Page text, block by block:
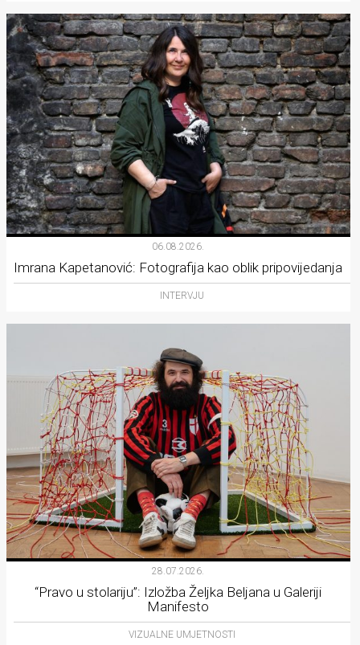
06.08.2026.
Imrana Kapetanović: Fotografija kao oblik pripovijedanja
INTERVJU
28.07.2026.
“Pravo u stolariju”: Izložba Željka Beljana u Galeriji
Manifesto
VIZUALNE UMJETNOSTI